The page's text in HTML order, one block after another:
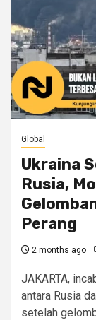
Global
Ukraina
Rusia,
Perang
2 months ago
JAKARTA,
antara Rusia
setelah